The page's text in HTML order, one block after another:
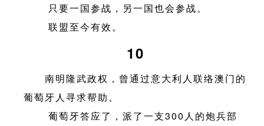
只要一国参战，另一国也会参战。
联盟至今有效。
10
南明隆武政权，曾通过意大利人联络澳门的
葡萄牙人寻求帮助。
葡萄牙答应了，派了一支300人的炮兵部